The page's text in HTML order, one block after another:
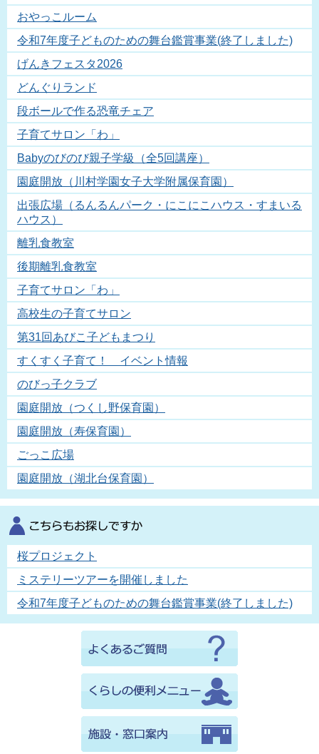
おやっこルーム
令和7年度子どものための舞台鑑賞事業(終了しました)
げんきフェスタ2026
どんぐりランド
段ボールで作る恐竜チェア
子育てサロン「わ」
Babyのびのび親子学級（全5回講座）
園庭開放（川村学園女子大学附属保育園）
出張広場（るんるんパーク・にこにこハウス・すまいる
ハウス）
離乳食教室
後期離乳食教室
子育てサロン「わ」
高校生の子育てサロン
第31回あびこ子どもまつり
すくすく子育て！ イベント情報
のびっ子クラブ
園庭開放（つくし野保育園）
園庭開放（寿保育園）
ごっこ広場
園庭開放（湖北台保育園）
桜プロジェクト
ミステリーツアーを開催しました
令和7年度子どものための舞台鑑賞事業(終了しました)